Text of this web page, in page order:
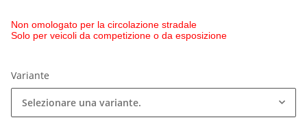
Non omologato per la circolazione stradale
Solo per veicoli da competizione o da esposizione
Variante
Selezionare una variante.